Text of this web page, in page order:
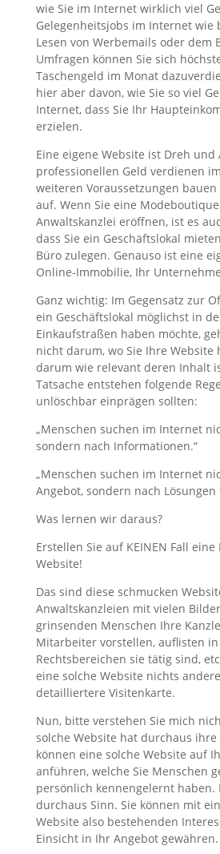
wie Sie im Internet wirklich viel
Gelegenheitsjobs im Internet wie
Lesen von Werbemails oder dem
Umfragen können Sie sich
Taschengeld im Monat
hier aber davon, wie Sie so viel
Internet, dass Sie Ihr
erzielen.
Eine eigene Website ist Dreh
professionellen Geld verdienen
weiteren Voraussetzungen
auf. Wenn Sie eine
Anwaltskanzlei eröffnen, ist es
dass Sie ein Geschäftslokal
Büro zulegen. Genauso ist eine
Online-Immobilie, Ihr
Ganz wichtig: Im Gegensatz zur
ein Geschäftslokal möglichst in
Einkaufstraßen haben möchte,
nicht darum, wo Sie Ihre Website
darum wie relevant deren Inhalt
Tatsache entstehen folgende
unlöschbar einprägen sollten:
„Menschen suchen im Internet
sondern nach Informationen.“
„Menschen suchen im Internet
Angebot, sondern nach
Was lernen wir daraus?
Erstellen Sie auf KEINEN Fall
Website!
Das sind diese schmucken
Anwaltskanzleien mit vielen
grinsenden Menschen Ihre
Mitarbeiter vorstellen, auflisten
Rechtsbereichen sie tätig sind,
eine solche Website nichts
detailliertere Visitenkarte.
Nun, bitte verstehen Sie mich
solche Website hat durchaus ihre
können eine solche Website auf
anführen, welche Sie Menschen
persönlich kennengelernt haben.
durchaus Sinn. Sie können mit
Website also bestehenden
Einsicht in Ihr Angebot gewähren.